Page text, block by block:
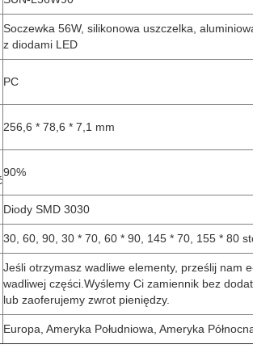
Soczewka 56W, silikonowa uszczelka,
z diodami LED
PC
256,6 * 78,6 * 7,1 mm
90%
Diody SMD 3030
30, 60, 90, 30 * 70, 60 * 90, 145 * 70, 155 * 80
Jeśli otrzymasz wadliwe elementy, prześlij nam
wadliwej części.Wyślemy Ci zamiennik bez
lub zaoferujemy zwrot pieniędzy.
Europa, Ameryka Południowa, Ameryka